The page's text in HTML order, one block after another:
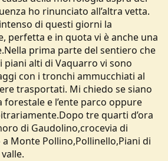
ho rinunciato all’altra vetta.
di questi giorni la
perfetta e in quota vi è anche una
prima parte del sentiero che
piani alti di Vaquarro vi sono
con i tronchi ammucchiati al
trasportati. Mi chiedo se siano
e l’ente parco oppure
tre quarti d’ora
di Gaudolino,crocevia di
Monte Pollino,Pollinello,Piani di